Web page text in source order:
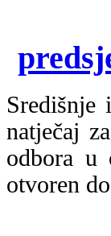
Središnje
natječaj
odbora u
otvoren